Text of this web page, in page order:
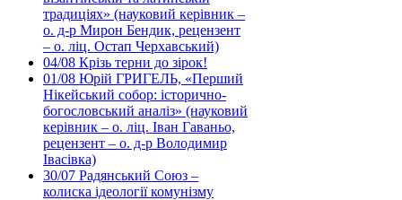
традиціях» (науковий керівник –
о. д-р Мирон Бендик, рецензент
– о. ліц. Остап Черхавський)
04/08 Крізь терни до зірок!
01/08 Юрій ГРИГЕЛЬ, «Перший
Нікейський собор: історично-
богословський аналіз» (науковий
керівник – о. ліц. Іван Гаваньо,
рецензент – о. д-р Володимир
Івасівка)
30/07 Радянський Союз –
колиска ідеології комунізму